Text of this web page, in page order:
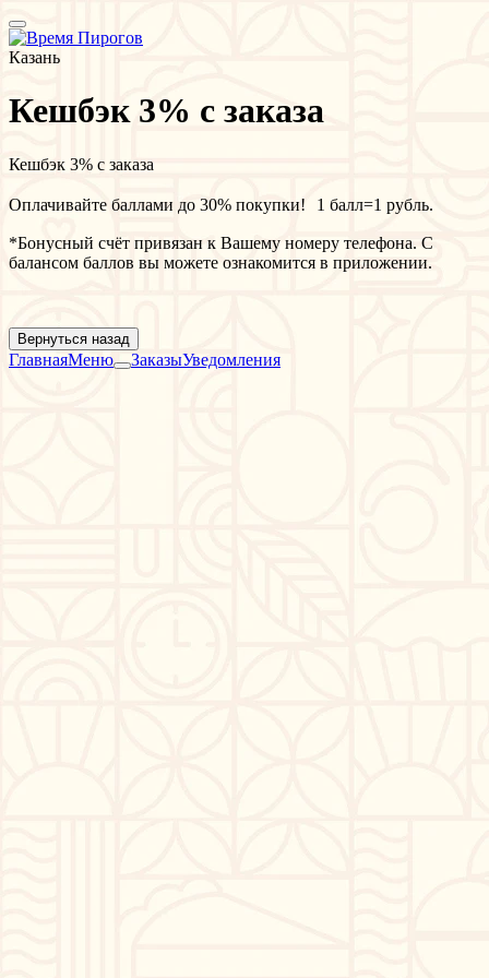
Казань
Кешбэк 3% с заказа
Кешбэк 3% с заказа
Оплачивайте баллами до 30% покупки! 1 балл=1 рубль.
*Бонусный счёт привязан к Вашему номеру телефона. С
балансом баллов вы можете ознакомится в приложении.
Вернуться назад
ГлавнаяМеню ЗаказыУведомления